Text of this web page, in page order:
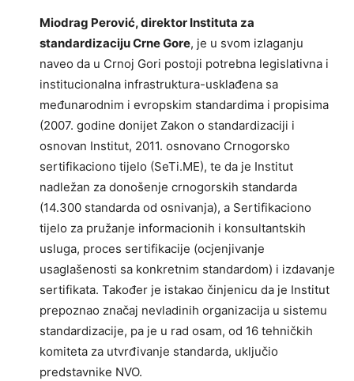
Miodrag Perović, direktor Instituta za
standardizaciju Crne Gore, je u svom izlaganju
naveo da u Crnoj Gori postoji potrebna legislativna i
institucionalna infrastruktura-usklađena sa
međunarodnim i evropskim standardima i propisima
(2007. godine donijet Zakon o standardizaciji i
osnovan Institut, 2011. osnovano Crnogorsko
sertifikaciono tijelo (SeTi.ME), te da je Institut
nadležan za donošenje crnogorskih standarda
(14.300 standarda od osnivanja), a Sertifikaciono
tijelo za pružanje informacionih i konsultantskih
usluga, proces sertifikacije (ocjenjivanje
usaglašenosti sa konkretnim standardom) i izdavanje
sertifikata. Također je istakao činjenicu da je Institut
prepoznao značaj nevladinih organizacija u sistemu
standardizacije, pa je u rad osam, od 16 tehničkih
komiteta za utvrđivanje standarda, uključio
predstavnike NVO.